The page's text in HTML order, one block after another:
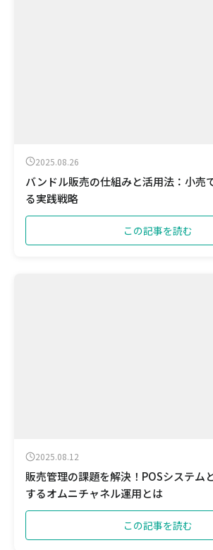
2025.08.26
バンドル販売の仕組みと活用法：小売
る実践戦略
この記事を読む
2025.08.12
販売管理の課題を解決！POSシステム
するオムニチャネル運用とは
この記事を読む